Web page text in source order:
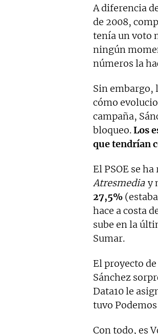
A diferencia
de 2008,
tenía un voto
ningún
números la
Sin embargo,
cómo
campaña,
bloqueo.Los
que tendrían
El PSOE se
Atresmedia y
27,5%
hace a costa
sube en la
Sumar.
El proyecto de
Sánchez
Data10 le
tuvo
Con todo, es